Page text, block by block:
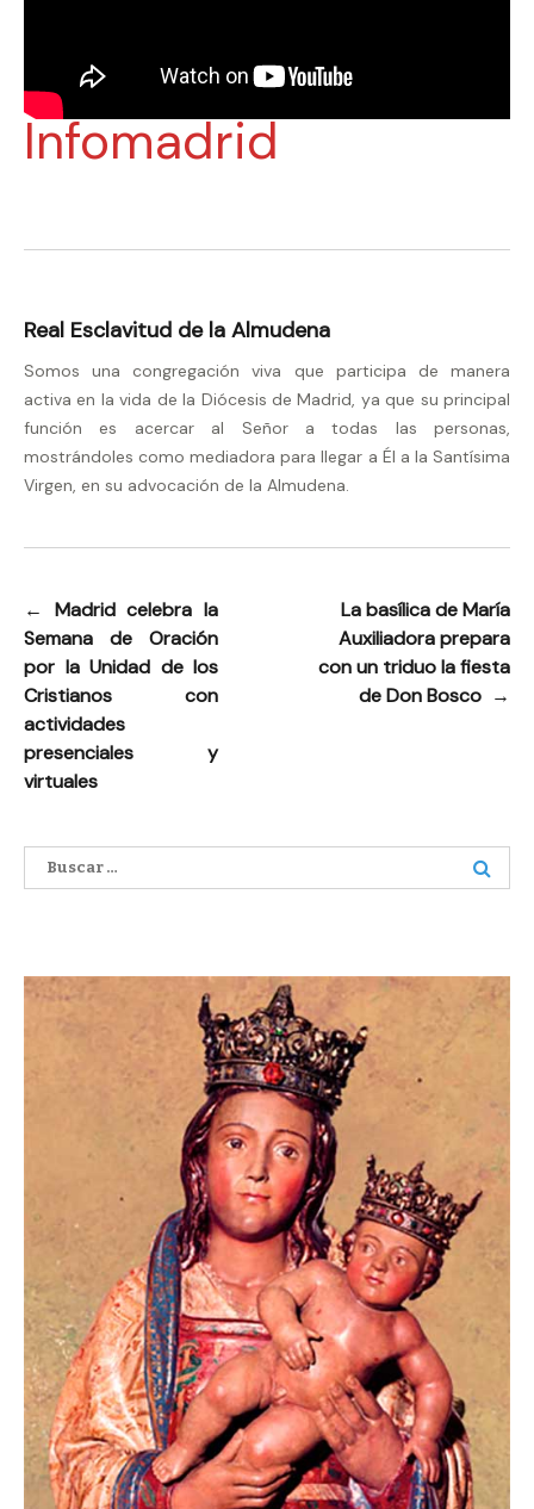
Infomadrid
Real Esclavitud de la Almudena
Somos una congregación viva que participa de manera
activa en la vida de la Diócesis de Madrid, ya que su principal
función es acercar al Señor a todas las personas,
mostrándoles como mediadora para llegar a Él a la Santísima
Virgen, en su advocación de la Almudena.
Navegación
de
entradas
←
Madrid celebra la
Semana de Oración
por la Unidad de los
Cristianos con
actividades
presenciales y
virtuales
La basílica de María
Auxiliadora prepara
con un triduo la fiesta
de Don Bosco →
Buscar: